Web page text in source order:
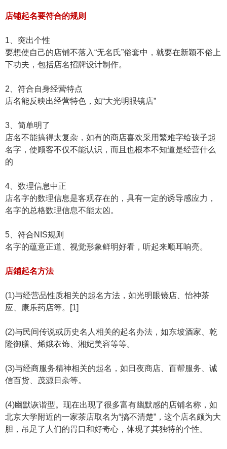
店铺起名要符合的规则
1、突出个性
要想使自己的店铺不落入“无名氏”俗套中，就要在新颖不俗上
下功夫，包括店名招牌设计制作。
2、符合自身经营特点
店名能反映出经营特色，如“大光明眼镜店”
3、简单明了
店名不能搞得太复杂，如有的商店喜欢采用繁难字给孩子起
名字，使顾客不仅不能认识，而且也根本不知道是经营什么
的
4、数理信息中正
店名字的数理信息是客观存在的，具有一定的诱导感应力，
名字的总格数理信息不能太凶。
5、符合NIS规则
名字的蕴意正道、视觉形象鲜明好看，听起来顺耳响亮。
店鋪起名方法
(1)与经营品性质相关的起名方法，如光明眼镜店、怡神茶
应、康乐药店等。[1]
(2)与民间传说或历史名人相关的起名办法，如东坡酒家、乾
隆御膳、烯娥衣饰、湘妃美容等等。
(3)与经商服务精神相关的起名，如日夜商店、百帮服务、诚
信百货、茂源日杂等。
(4)幽默诙谐型。现在出现了很多富有幽默感的店铺名称，如
北京大学附近的一家茶店取名为“搞不清楚”，这个店名颇为大
胆，吊足了人们的胃口和好奇心，体现了其独特的个性。